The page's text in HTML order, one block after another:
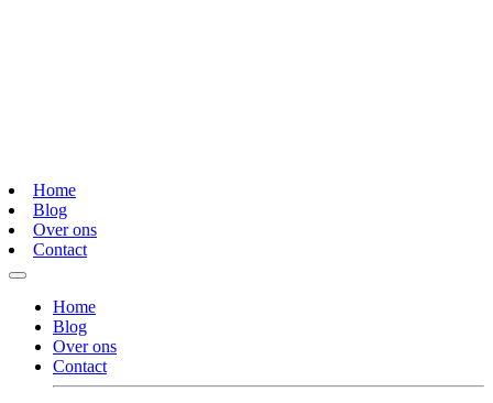
Home
Blog
Over ons
Contact
Home
Blog
Over ons
Contact